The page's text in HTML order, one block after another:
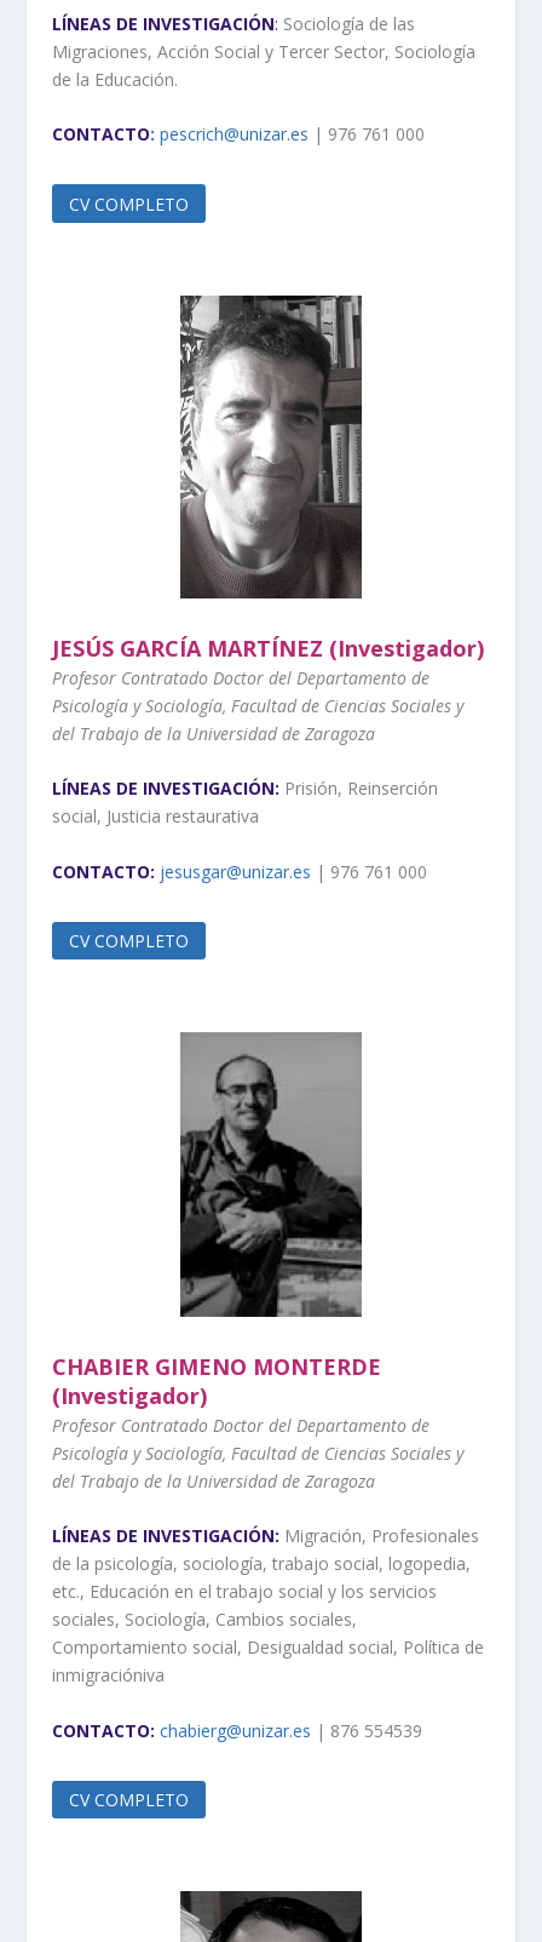
LÍNEAS DE INVESTIGACIÓN: Sociología de las
Migraciones, Acción Social y Tercer Sector, Sociología
de la Educación.
CONTACTO: pescrich@unizar.es | 976 761 000
CV COMPLETO
JESÚS GARCÍA MARTÍNEZ (Investigador)
Profesor Contratado Doctor del Departamento de
Psicología y Sociología, Facultad de Ciencias Sociales y
del Trabajo de la Universidad de Zaragoza
LÍNEAS DE INVESTIGACIÓN: Prisión, Reinserción
social, Justicia restaurativa
CONTACTO: jesusgar@unizar.es | 976 761 000
CV COMPLETO
CHABIER GIMENO MONTERDE
(Investigador)
Profesor Contratado Doctor del Departamento de
Psicología y Sociología, Facultad de Ciencias Sociales y
del Trabajo de la Universidad de Zaragoza
LÍNEAS DE INVESTIGACIÓN: Migración, Profesionales
de la psicología, sociología, trabajo social, logopedia,
etc., Educación en el trabajo social y los servicios
sociales, Sociología, Cambios sociales,
Comportamiento social, Desigualdad social, Política de
inmigracióniva
CONTACTO: chabierg@unizar.es | 876 554539
CV COMPLETO